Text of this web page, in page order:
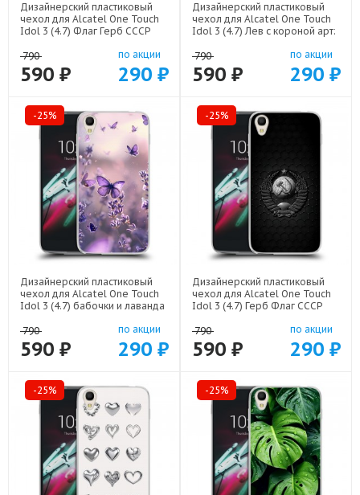
Дизайнерский пластиковый
чехол для Alcatel One Touch
Idol 3 (4.7) Флаг Герб СССР
790
590 ₽
по акции
290 ₽
Дизайнерский пластиковый
чехол для Alcatel One Touch
Idol 3 (4.7) Лев с короной арт:
790
590 ₽
по акции
290 ₽
-25%
Дизайнерский пластиковый
чехол для Alcatel One Touch
Idol 3 (4.7) бабочки и лаванда
790
590 ₽
по акции
290 ₽
-25%
Дизайнерский пластиковый
чехол для Alcatel One Touch
Idol 3 (4.7) Герб Флаг СССР
790
590 ₽
по акции
290 ₽
-25% -25%